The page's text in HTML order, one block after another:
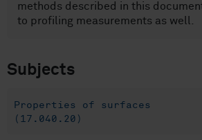
methods described in this
to profiling measurements as well.
Subjects
Properties of surfaces
(17.040.20)